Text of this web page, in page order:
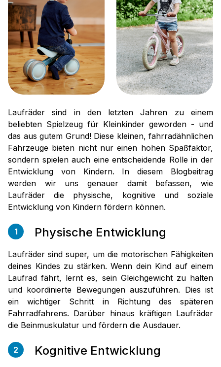
Laufräder sind in den letzten Jahren zu einem
beliebten Spielzeug für Kleinkinder geworden - und
das aus gutem Grund! Diese kleinen, fahrradähnlichen
Fahrzeuge bieten nicht nur einen hohen Spaßfaktor,
sondern spielen auch eine entscheidende Rolle in der
Entwicklung von Kindern. In diesem Blogbeitrag
werden wir uns genauer damit befassen, wie
Laufräder die physische, kognitive und soziale
Entwicklung von Kindern fördern können.
1 Physische Entwicklung
Laufräder sind super, um die motorischen Fähigkeiten
deines Kindes zu stärken. Wenn dein Kind auf einem
Laufrad fährt, lernt es, sein Gleichgewicht zu halten
und koordinierte Bewegungen auszuführen. Dies ist
ein wichtiger Schritt in Richtung des späteren
Fahrradfahrens. Darüber hinaus kräftigen Laufräder
die Beinmuskulatur und fördern die Ausdauer.
2 Kognitive Entwicklung